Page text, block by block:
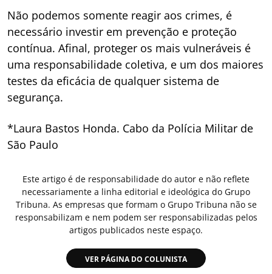
Não podemos somente reagir aos crimes, é
necessário investir em prevenção e proteção
contínua. Afinal, proteger os mais vulneráveis é
uma responsabilidade coletiva, e um dos maiores
testes da eficácia de qualquer sistema de
segurança.
*Laura Bastos Honda. Cabo da Polícia Militar de
São Paulo
Este artigo é de responsabilidade do autor e não reflete
necessariamente a linha editorial e ideológica do Grupo
Tribuna. As empresas que formam o Grupo Tribuna não se
responsabilizam e nem podem ser responsabilizadas pelos
artigos publicados neste espaço.
VER PÁGINA DO COLUNISTA